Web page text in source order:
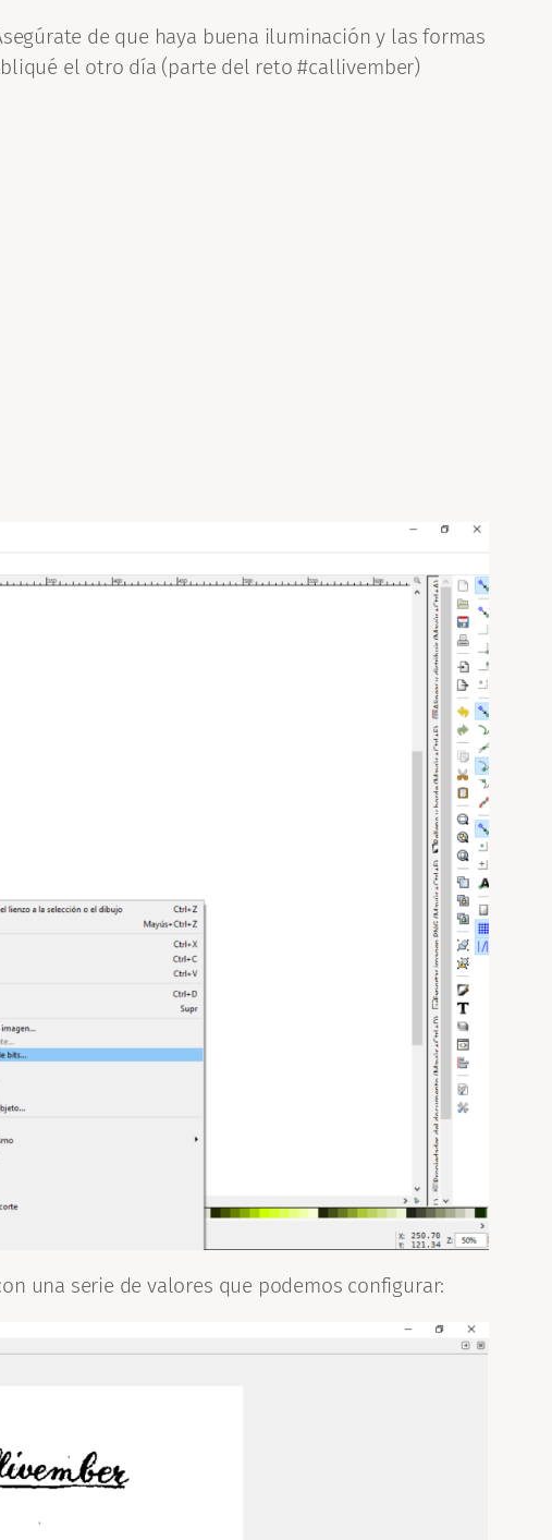
de que haya buena iluminación y las formas
el otro día (parte del reto #callivember)
una serie de valores que podemos configurar: